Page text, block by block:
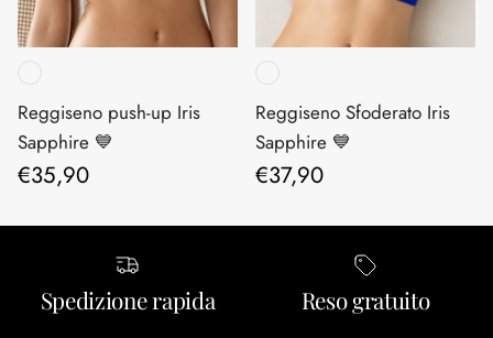
Reggiseno push-up Iris
Sapphire 💙
Prezzo normale
€35,90
Reggiseno Sfoderato Iris
Sapphire 💙
Prezzo normale
€37,90
Spedizione rapida Reso gratuito